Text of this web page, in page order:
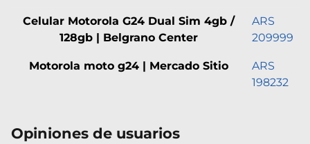
Celular Motorola G24 Dual Sim 4gb /
128gb | Belgrano Center
ARS
209999
Motorola moto g24 | Mercado Sitio
ARS
198232
Opiniones de usuarios